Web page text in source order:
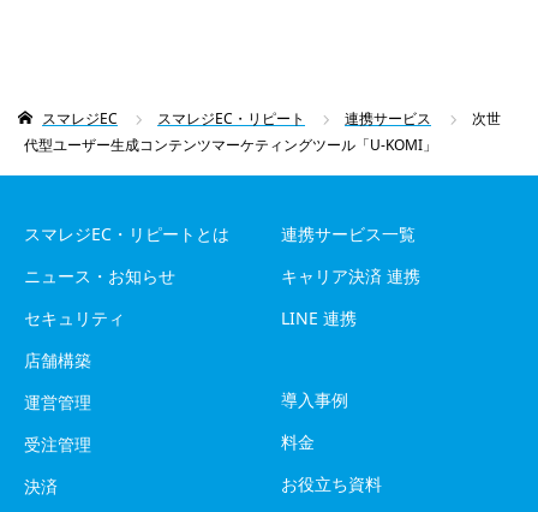
スマレジEC スマレジEC・リピート 連携サービス
次世
代型ユーザー生成コンテンツマーケティングツール「U-KOMI」
スマレジEC・リピートとは
ニュース・お知らせ
セキュリティ
店舗構築
運営管理
受注管理
決済
連携サービス一覧
キャリア決済 連携
LINE 連携
導入事例
料金
お役立ち資料